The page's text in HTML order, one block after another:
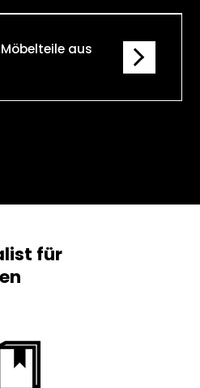
aus
für